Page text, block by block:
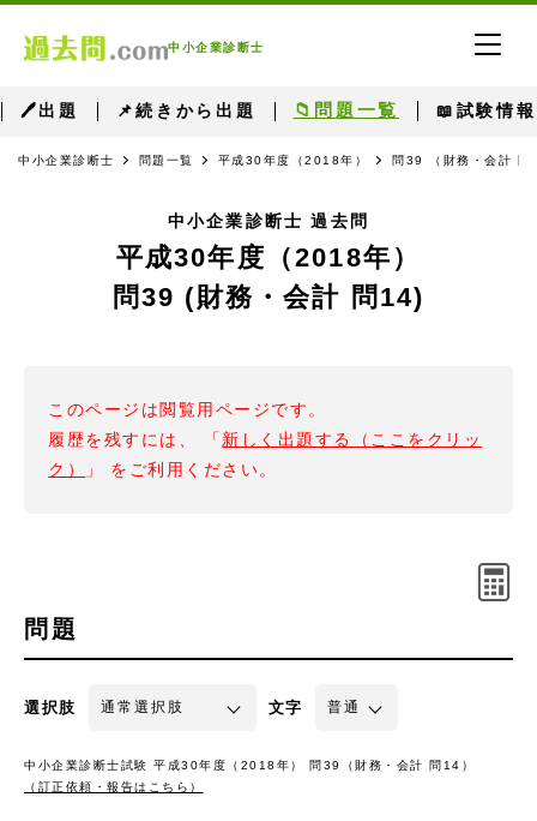
中小企業診断士
🖊出題 📌続きから出題 📁問題一覧 📖試験情報
中小企業診断士 問題一覧 平成30年度（2018年） 問39 （財務・会計 問
中小企業診断士 過去問
平成30年度（2018年）
問39 (財務・会計 問14)
このページは閲覧用ページです。
履歴を残すには、 「 新しく出題する（ここをクリッ
ク）
」 をご利用ください。
問題
選択肢 文字
中小企業診断士試験 平成30年度（2018年） 問39（財務・会計 問14）
（訂正依頼・報告はこちら）